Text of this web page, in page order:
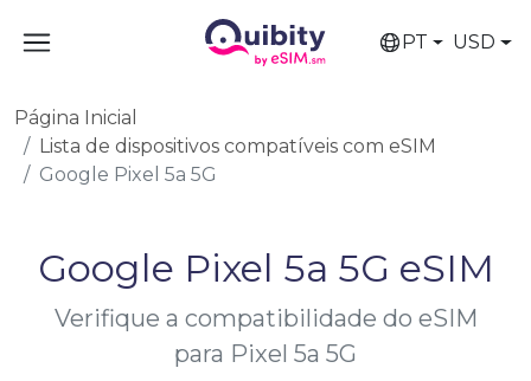
PT USD
Página Inicial
Lista de dispositivos compatíveis com eSIM
Google Pixel 5a 5G
Google Pixel 5a 5G eSIM
Verifique a compatibilidade do eSIM
para Pixel 5a 5G